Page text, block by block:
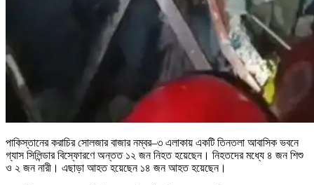
পাকিস্তানের করাচির সোলজার বাজার নম্বর–৩ এলাকায় একটি তিনতলা আবাসিক ভবনে
গ্যাস সিলিন্ডার বিস্ফোরণে অন্তত ১২ জন নিহত হয়েছেন। নিহতদের মধ্যে ৪ জন শিশু
ও ২ জন নারী। এছাড়া আহত হয়েছেন ১৪ জন আহত হয়েছেন।